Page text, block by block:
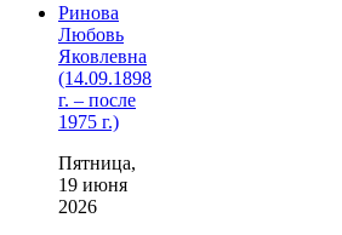
Ринова
Любовь
Яковлевна
(14.09.1898
г. – после
1975 г.)
Пятница,
19 июня
2026